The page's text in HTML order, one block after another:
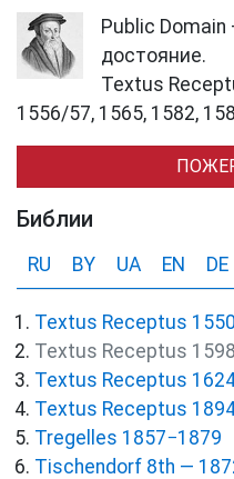
Public
достояние.
Textus
1556/57, 1565, 1582,
Библии
RU BY UA EN DE
Textus Receptus
Textus Receptus
Textus Receptus
Textus Receptus
Tregelles 1857−1879
Tischendorf 8th —